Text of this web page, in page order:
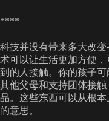
****
科技并没有带来多大改
术可以让生活更加方便
到的人接触。你的孩子
其他父母和支持团体接
品。这些东西可以从根
的意思。